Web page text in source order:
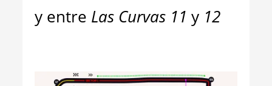
y entre Las Curvas 11y 12